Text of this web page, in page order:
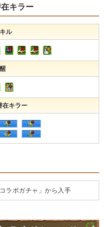
キラー
ル
在キラー
ラボガチャ」から入手